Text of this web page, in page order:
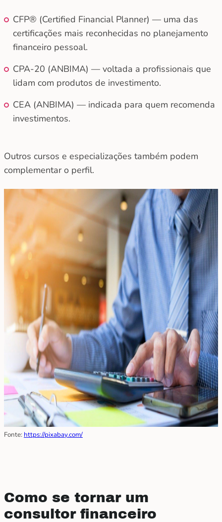
CFP® (Certified Financial Planner) — uma das
certificações mais reconhecidas no planejamento
financeiro pessoal.
CPA-20 (ANBIMA) — voltada a profissionais que
lidam com produtos de investimento.
CEA (ANBIMA) — indicada para quem recomenda
investimentos.
Outros cursos e especializações também podem
complementar o perfil.
Fonte: https://pixabay.com/
Como se tornar um
consultor financeiro